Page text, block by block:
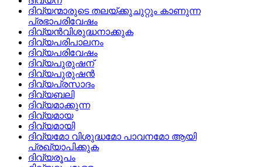
ദിവ്യന്മാരുടെ തലയ്‌ക്കുചുറ്റും കാണുന്ന
പ്രഭാപരിവേഷം
ദിവ്യന്‍വിശുദ്ധനാക്കുക
ദിവ്യപരിപാലനം
ദിവ്യപരിവേഷം
ദിവ്യപുരുഷന്
ദിവ്യപുരുഷന്‍
ദിവ്യപ്രസാദം
ദിവ്യബലി
ദിവ്യമാക്കുന്ന
ദിവ്യമായ
ദിവ്യമായി
ദിവ്യമോ വിശുദ്ധമോ പാവനമോ ആയി
പ്രഖ്യാപിക്കുക
ദിവ്യരൂപം